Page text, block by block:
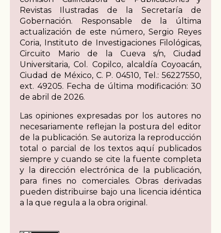
Revistas Ilustradas de la Secretaría de
Gobernación. Responsable de la última
actualización de este número, Sergio Reyes
Coria, Instituto de Investigaciones Filológicas,
Circuito Mario de la Cueva s/n, Ciudad
Universitaria, Col. Copilco, alcaldía Coyoacán,
Ciudad de México, C. P. 04510, Tel.: 56227550,
ext. 49205. Fecha de última modificación: 30
de abril de 2026.
Las opiniones expresadas por los autores no
necesariamente reflejan la postura del editor
de la publicación. Se autoriza la reproducción
total o parcial de los textos aquí publicados
siempre y cuando se cite la fuente completa
y la dirección electrónica de la publicación,
para fines no comerciales. Obras derivadas
pueden distribuirse bajo una licencia idéntica
a la que regula a la obra original.